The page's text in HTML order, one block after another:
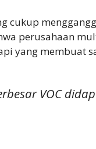
cukup
perusahaan
yang membuat
VOC